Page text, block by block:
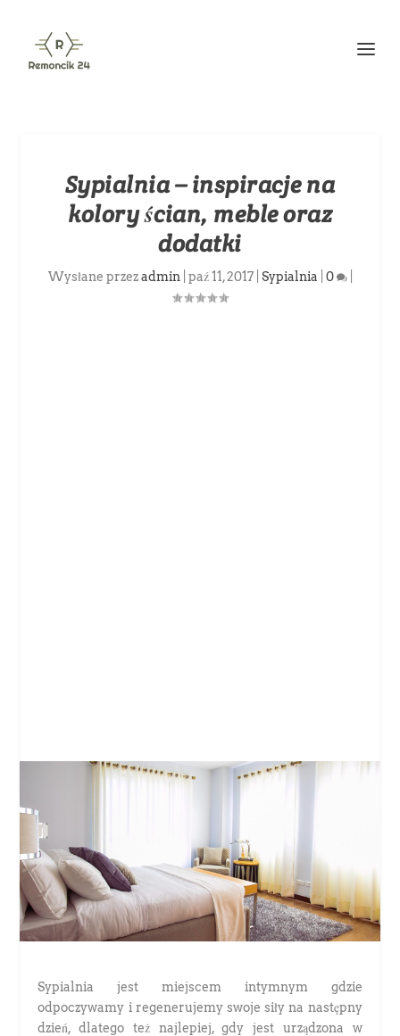
Sypialnia – inspiracje na
kolory ścian, meble oraz
dodatki
Wysłane przezadmin paź 11, 2017| Sypialnia 0 |
Sypialnia jest miejscem intymnym gdzie
odpoczywamy i regenerujemy swoje siły na następny
dzień, dlatego też najlepiej, gdy jest urządzona w